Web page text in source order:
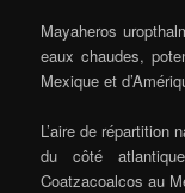
Mayaheros
eaux chaudes,
Mexique et
L’aire de répartition
du côté
Coatzacoalcos au